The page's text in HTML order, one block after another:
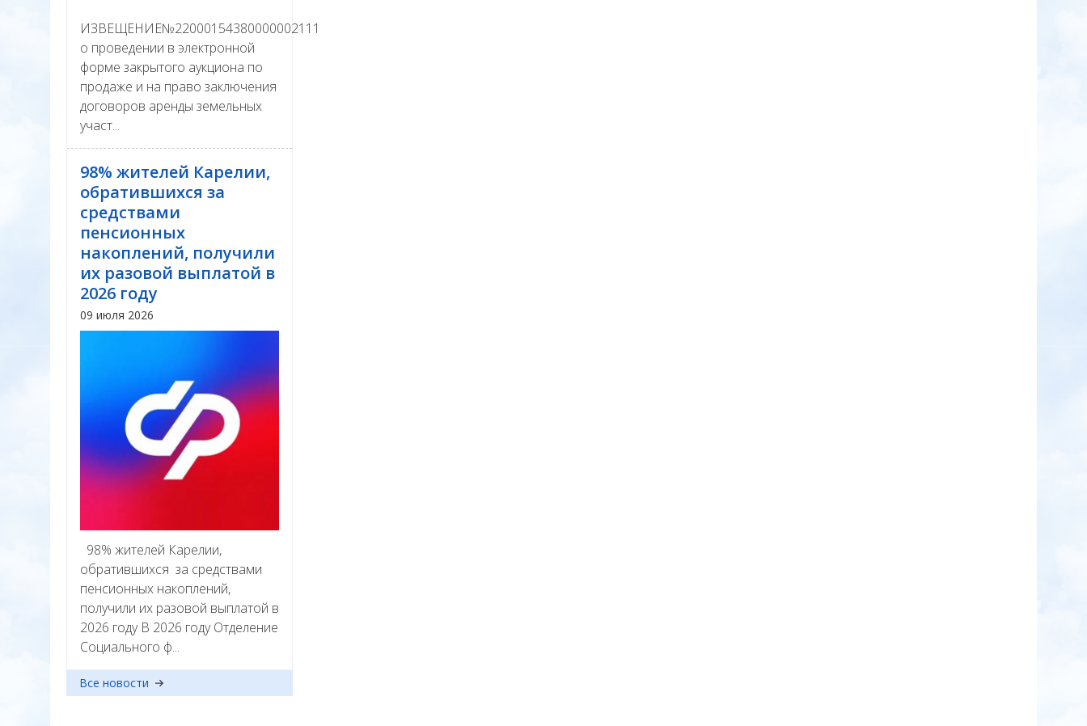
ИЗВЕЩЕНИЕ№22000154380000002111
о проведении в электронной
форме закрытого аукциона по
продаже и на право заключения
договоров аренды земельных
участ...
98% жителей Карелии,
обратившихся за
средствами
пенсионных
накоплений, получили
их разовой выплатой в
2026 году
09 июля 2026
98% жителей Карелии,
обратившихся за средствами
пенсионных накоплений,
получили их разовой выплатой в
2026 году В 2026 году Отделение
Социального ф...
Все новости